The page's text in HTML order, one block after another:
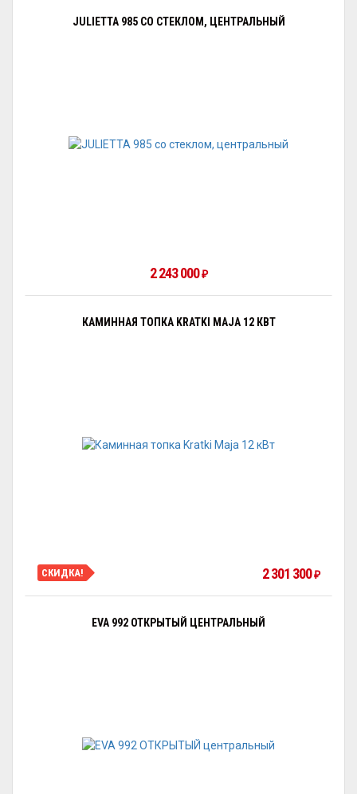
JULIETTA 985 СО СТЕКЛОМ, ЦЕНТРАЛЬНЫЙ
2 243 000 ₽
КАМИННАЯ ТОПКА KRATKI MAJA 12 КВТ
СКИДКА! 2 301 300 ₽
EVA 992 ОТКРЫТЫЙ ЦЕНТРАЛЬНЫЙ